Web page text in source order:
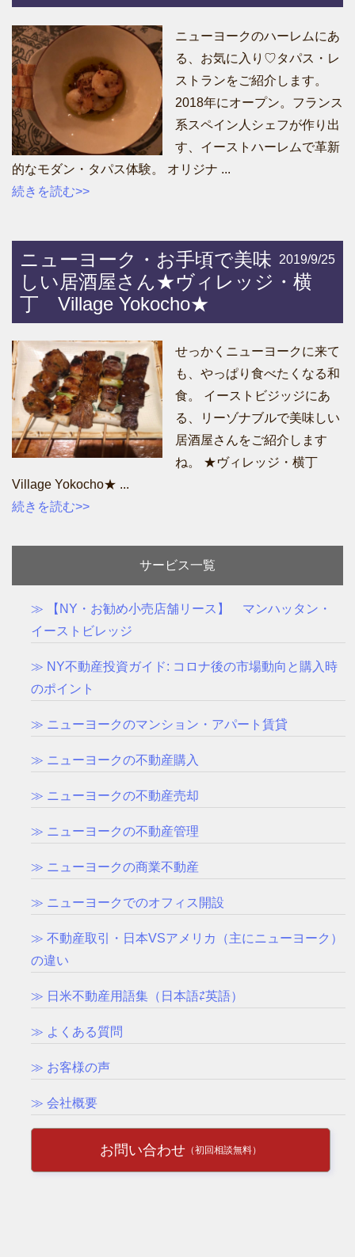
ニューヨークのハーレムにあ
る、お気に入り♡タパス・レ
ストランをご紹介します。
2018年にオープン。フランス
系スペイン人シェフが作り出
す、イーストハーレムで革新
的なモダン・タパス体験。 オリジナ ...
続きを読む>>
2019/9/25
ニューヨーク・お手頃で美味
しい居酒屋さん★ヴィレッジ・横
丁 Village Yokocho★
せっかくニューヨークに来て
も、やっぱり食べたくなる和
食。 イーストビジッジにあ
る、リーゾナブルで美味しい
居酒屋さんをご紹介します
ね。 ★ヴィレッジ・横丁
Village Yokocho★ ...
続きを読む>>
サービス一覧
≫ 【NY・お勧め小売店舗リース】 マンハッタン・
イーストビレッジ
≫ NY不動産投資ガイド: コロナ後の市場動向と購入時
のポイント
≫ ニューヨークのマンション・アパート賃貸
≫ ニューヨークの不動産購入
≫ ニューヨークの不動産売却
≫ ニューヨークの不動産管理
≫ ニューヨークの商業不動産
≫ ニューヨークでのオフィス開設
≫ 不動産取引・日本VSアメリカ（主にニューヨーク）
の違い
≫ 日米不動産用語集（日本語⇄英語）
≫ よくある質問
≫ お客様の声
≫ 会社概要
お問い合わせ （初回相談無料）